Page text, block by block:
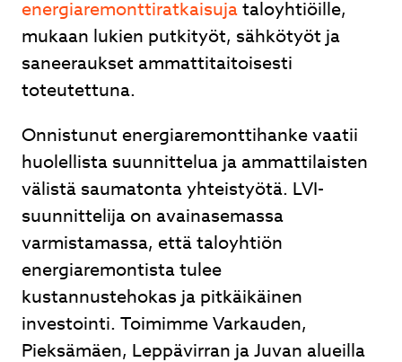
energiaremonttiratkaisujataloyhtiöille,
mukaan lukien putkityöt, sähkötyöt ja
saneeraukset ammattitaitoisesti
toteutettuna.
Onnistunut energiaremonttihanke vaatii
huolellista suunnittelua ja ammattilaisten
välistä saumatonta yhteistyötä. LVI-
suunnittelija on avainasemassa
varmistamassa, että taloyhtiön
energiaremontista tulee
kustannustehokas ja pitkäikäinen
investointi. Toimimme Varkauden,
Pieksämäen, Leppävirran ja Juvan alueilla